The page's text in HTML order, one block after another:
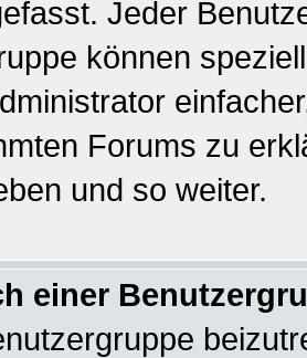
Jeder
können
Forums zu
und so weiter.
einer